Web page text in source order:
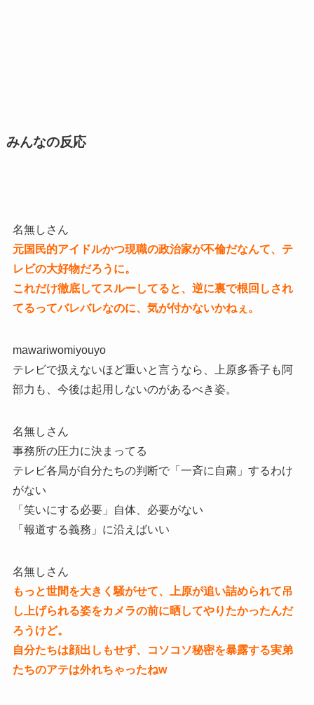
みんなの反応
名無しさん
元国民的アイドルかつ現職の政治家が不倫だなんて、テ
レビの大好物だろうに。
これだけ徹底してスルーしてると、逆に裏で根回しされ
てるってバレバレなのに、気が付かないかねぇ。
mawariwomiyouyo
テレビで扱えないほど重いと言うなら、上原多香子も阿
部力も、今後は起用しないのがあるべき姿。
名無しさん
事務所の圧力に決まってる
テレビ各局が自分たちの判断で「一斉に自粛」するわけ
がない
「笑いにする必要」自体、必要がない
「報道する義務」に沿えばいい
名無しさん
もっと世間を大きく騒がせて、上原が追い詰められて吊
し上げられる姿をカメラの前に晒してやりたかったんだ
ろうけど。
自分たちは顔出しもせず、コソコソ秘密を暴露する実弟
たちのアテは外れちゃったねw